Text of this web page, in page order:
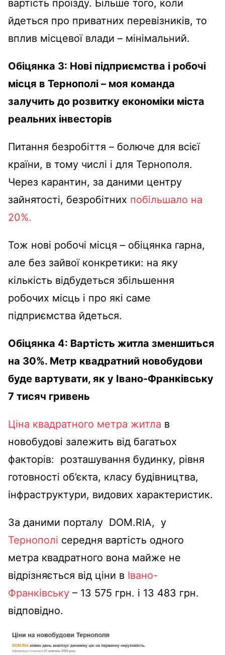
вартість проїзду. Більше того, коли
йдеться про приватних перевізників, то
вплив місцевої влади – мінімальний.
Обіцянка 3: Нові підприємства і робочі
місця в Тернополі – моя команда
залучить до розвитку економіки міста
реальних інвесторів
Питання безробіття – болюче для всієї
країни, в тому числі і для Тернополя.
Через карантин, за даними центру
зайнятості, безробітних побільшало на
20%.
Тож нові робочі місця – обіцянка гарна,
але без зайвої конкретики: на яку
кількість відбудеться збільшення
робочих місць і про які саме
підприємства йдеться.
Обіцянка 4: Вартість житла зменшиться
на 30%. Метр квадратний новобудови
буде вартувати, як у Івано-Франківську
7 тисяч гривень
Ціна квадратного метра житла в
новобудові залежить від багатьох
факторів: розташування будинку, рівня
готовності об’єкта, класу будівництва,
інфраструктури, видових характеристик.
За даними порталу DOM.RIA, у
Тернополі середня вартість одного
метра квадратного вона майже не
відрізняється від ціни в Івано-
Франківську – 13 575 грн. і 13 483 грн.
відповідно.